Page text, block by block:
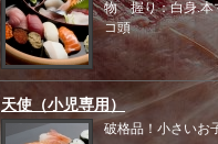
物 握り：白身.本
コ頭
天使（小児専用）
破格品！小さいお